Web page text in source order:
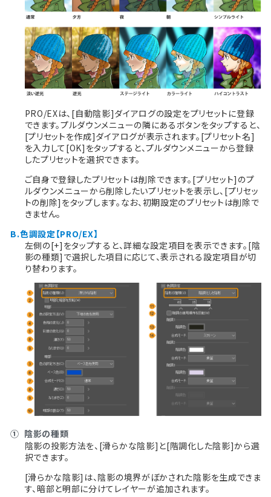
PRO/EXは、[自動陰影]ダイアログの設定をプリセットに登録
できます。プルダウンメニューの隣にあるボタンをタップすると、
[プリセットを作成]ダイアログが表示されます。[プリセット名]
を入力して[OK]をタップすると、プルダウンメニューから登録
したプリセットを選択できます。
ご自身で登録したプリセットは削除できます。[プリセット]のプ
ルダウンメニューから削除したいプリセットを表示し、[プリセッ
トの削除]をタップします。なお、初期設定のプリセットは削除で
きません。
B.色調設定【PRO/EX】
左側の[+]をタップすると、詳細な設定項目を表示できます。[陰
影の種類]で選択した項目に応じて、表示される設定項目が切
り替わります。
① 陰影の種類
陰影の投影方法を、[滑らかな陰影]と[階調化した陰影]から選
択できます。
[滑らかな陰影]は、陰影の境界がぼかされた陰影を生成できま
す、暗部と明部に分けてレイヤーが追加されます。